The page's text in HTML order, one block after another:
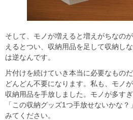
そして、モノが増えると増えがちなの
えるとつい、収納用品を足して収納し
は逆なんです。
片付けを続けていき本当に必要なもの
どんどん不要になります。私も、モノ
収納用品を手放しました。モノが多す
「この収納グッズ1つ手放せないかな
みてください。